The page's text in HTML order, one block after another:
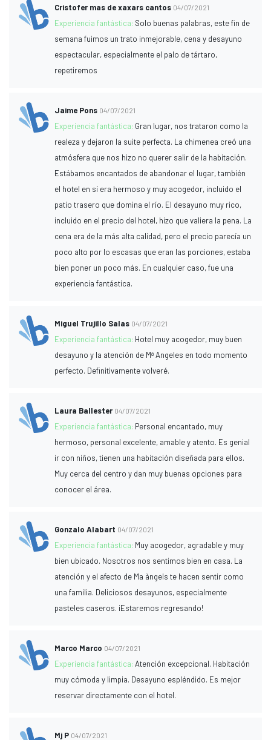
Cristofer mas de xaxars cantos 04/07/2021
Experiencia fantástica: Solo buenas palabras, este fin de
semana fuimos un trato inmejorable, cena y desayuno
espectacular, especialmente el palo de tártaro,
repetiremos
Jaime Pons 04/07/2021
Experiencia fantástica: Gran lugar, nos trataron como la
realeza y dejaron la suite perfecta. La chimenea creó una
atmósfera que nos hizo no querer salir de la habitación.
Estábamos encantados de abandonar el lugar, también
el hotel en sí era hermoso y muy acogedor, incluido el
patio trasero que domina el río. El desayuno muy rico,
incluido en el precio del hotel, hizo que valiera la pena. La
cena era de la más alta calidad, pero el precio parecía un
poco alto por lo escasas que eran las porciones, estaba
bien poner un poco más. En cualquier caso, fue una
experiencia fantástica.
Miguel Trujillo Salas 04/07/2021
Experiencia fantástica: Hotel muy acogedor, muy buen
desayuno y la atención de Mª Angeles en todo momento
perfecto. Definitivamente volveré.
Laura Ballester 04/07/2021
Experiencia fantástica: Personal encantado, muy
hermoso, personal excelente, amable y atento. Es genial
ir con niños, tienen una habitación diseñada para ellos.
Muy cerca del centro y dan muy buenas opciones para
conocer el área.
Gonzalo Alabart 04/07/2021
Experiencia fantástica: Muy acogedor, agradable y muy
bien ubicado. Nosotros nos sentimos bien en casa. La
atención y el afecto de Ma àngels te hacen sentir como
una familia. Deliciosos desayunos, especialmente
pasteles caseros. ¡Estaremos regresando!
Marco Marco 04/07/2021
Experiencia fantástica:Atención excepcional. Habitación
muy cómoda y limpia. Desayuno espléndido. Es mejor
reservar directamente con el hotel.
Mj P 04/07/2021